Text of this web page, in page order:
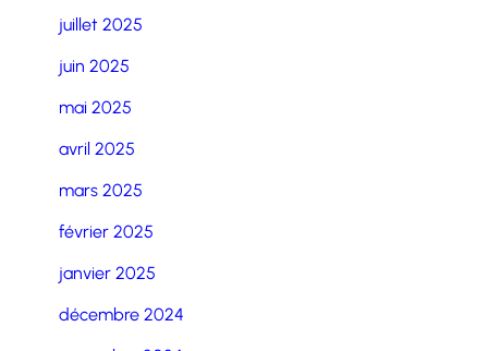
juillet 2025
juin 2025
mai 2025
avril 2025
mars 2025
février 2025
janvier 2025
décembre 2024